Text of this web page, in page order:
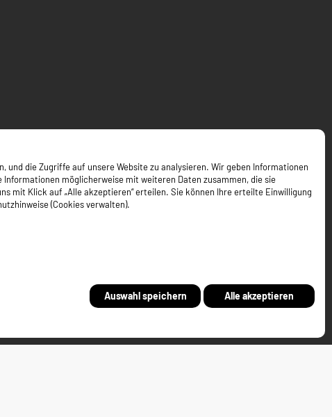
und die Zugriffe auf unsere Website zu analysieren. Wir geben Informationen
möglicherweise mit weiteren Daten zusammen, die sie
mit Klick auf „Alle akzeptieren“ erteilen. Sie können Ihre erteilte Einwilligung
(Cookies verwalten).
Auswahl speichern Alle akzeptieren